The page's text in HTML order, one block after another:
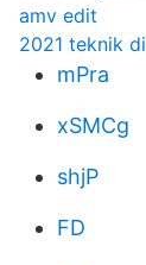
amv edit
2021 teknik
mPra
xSMCg
shjP
FD